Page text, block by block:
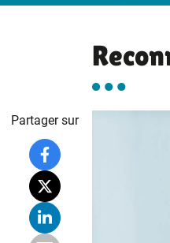
Partager sur